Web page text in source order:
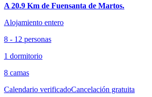
A 20.9 Km de Fuensanta de Martos.
Alojamiento entero
8 - 12 personas
1 dormitorio
8 camas
Calendario verificadoCancelación gratuita